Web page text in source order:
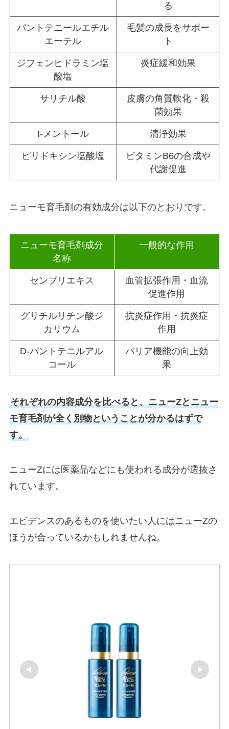
る
パントテニールエチル
エーテル
毛髪の成長をサポー
ト
ジフェンヒドラミン塩
酸塩
炎症緩和効果
サリチル酸
皮膚の角質軟化・殺
菌効果
I-メントール 清浄効果
ピリドキシン塩酸塩
ビタミンB6の合成や
代謝促進
ニューモ育毛剤の有効成分は以下のとおりです。
ニューモ育毛剤成分
名称
一般的な作用
センブリエキス
血管拡張作用・血流
促進作用
グリチルリチン酸ジ
カリウム
抗炎症作用・抗炎症
作用
D-パントテニルアル
コール
バリア機能の向上効
果
それぞれの内容成分を比べると、ニューZとニュー
モ育毛剤が全く別物ということが分かるはずで
す。
ニューZには医薬品などにも使われる成分が選抜さ
れています。
エビデンスのあるものを使いたい人にはニューZの
ほうが合っているかもしれませんね。